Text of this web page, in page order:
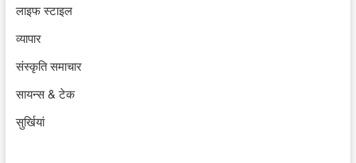
लाइफ स्टाइल
व्यापार
संस्कृति समाचार
सायन्स & टेक
सुर्खियां